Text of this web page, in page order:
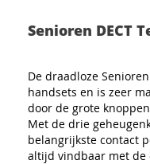
Senioren DECT
De draadloze
handsets en is zeer
door de grote
Met de drie
belangrijkste contact
altijd vindbaar met de